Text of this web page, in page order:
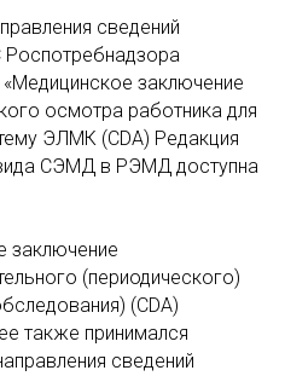
сведений
«Медицинское заключение
осмотра работника для
ЭЛМК (CDA) Редакция
СЭМД в РЭМД доступна
заключение
(периодического)
(CDA)
также принимался
сведений